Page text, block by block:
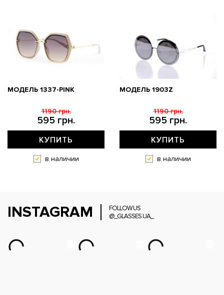
МОДЕЛЬ 1337-PINK
595 грн.
1190 грн.
КУПИТЬ
в наличии
МОДЕЛЬ 1903Z
595 грн.
1190 грн.
КУПИТЬ
в наличии
INSTAGRAM
FOLLOW US
@_GLASSES.UA_